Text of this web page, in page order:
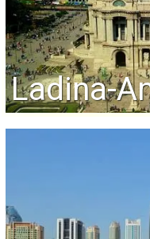
Ladina-